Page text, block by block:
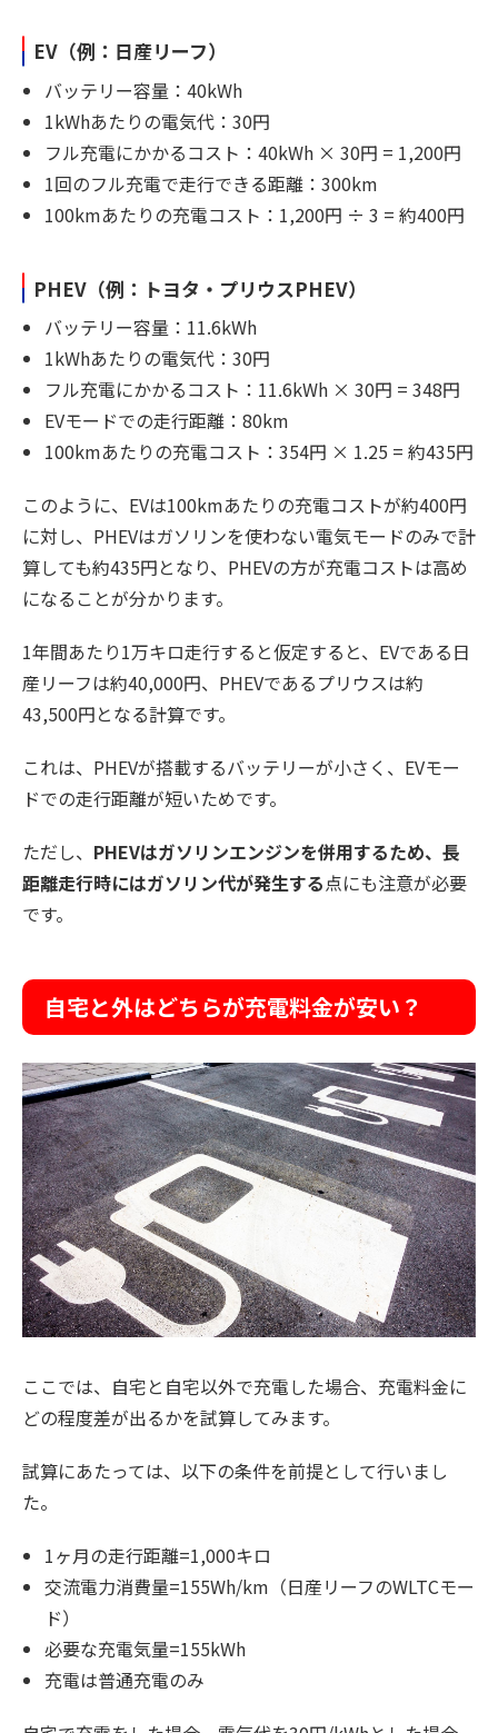
EV（例：日産リーフ）
バッテリー容量：40kWh
1kWhあたりの電気代：30円
フル充電にかかるコスト：40kWh × 30円 = 1,200円
1回のフル充電で走行できる距離：300km
100kmあたりの充電コスト：1,200円 ÷ 3 = 約400円
PHEV（例：トヨタ・プリウスPHEV）
バッテリー容量：11.6kWh
1kWhあたりの電気代：30円
フル充電にかかるコスト：11.6kWh × 30円 = 348円
EVモードでの走行距離：80km
100kmあたりの充電コスト：354円 × 1.25 = 約435円
このように、EVは100kmあたりの充電コストが約400円
に対し、PHEVはガソリンを使わない電気モードのみで計
算しても約435円となり、PHEVの方が充電コストは高め
になることが分かります。
1年間あたり1万キロ走行すると仮定すると、EVである日
産リーフは約40,000円、PHEVであるプリウスは約
43,500円となる計算です。
これは、PHEVが搭載するバッテリーが小さく、EVモー
ドでの走行距離が短いためです。
ただし、 PHEVはガソリンエンジンを併用するため、長
距離走行時にはガソリン代が発生する点にも注意が必要
です。
自宅と外はどちらが充電料金が安い？
ここでは、自宅と自宅以外で充電した場合、充電料金に
どの程度差が出るかを試算してみます。
試算にあたっては、以下の条件を前提として行いまし
た。
1ヶ月の走行距離=1,000キロ
交流電力消費量=155Wh/km（日産リーフのWLTCモー
ド）
必要な充電気量=155kWh
充電は普通充電のみ